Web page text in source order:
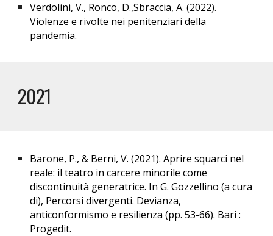
Verdolini, V., Ronco, D.,Sbraccia, A. (2022).
Violenze e rivolte nei penitenziari della
pandemia.
2021
Barone, P., & Berni, V. (2021). Aprire squarci nel
reale: il teatro in carcere minorile come
discontinuità generatrice. In G. Gozzellino (a cura
di), Percorsi divergenti. Devianza,
anticonformismo e resilienza (pp. 53-66). Bari :
Progedit.